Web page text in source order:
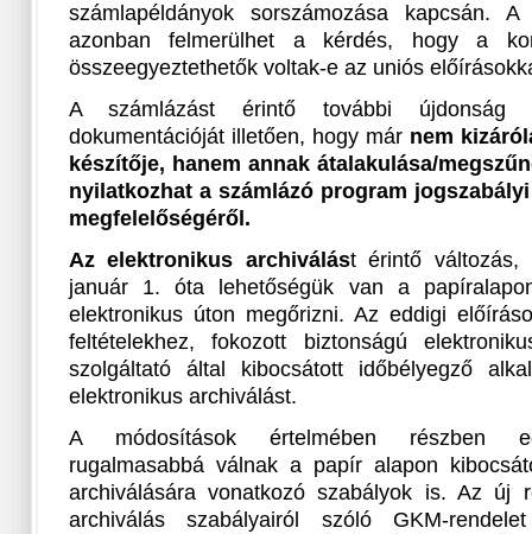
számlapéldányok sorszámozása kapcsán.
azonban felmerülhet a kérdés, hogy a
összeegyeztethetők voltak-e az uniós
A számlázást érintő további újdonság
dokumentációját illetően, hogy már nem
készítője, hanem annak átalakulása/
nyilatkozhat a számlázó program
megfelelőségéről.
Az elektronikus archiválást érintő változás,
január 1. óta lehetőségük van a
elektronikus úton megőrizni. Az eddigi
feltételekhez, fokozott biztonságú
szolgáltató által kibocsátott időbélyegző
elektronikus archiválást.
A módosítások értelmében részben
rugalmasabbá válnak a papír alapon
archiválására vonatkozó szabályok is. Az új
archiválás szabályairól szóló GKM-